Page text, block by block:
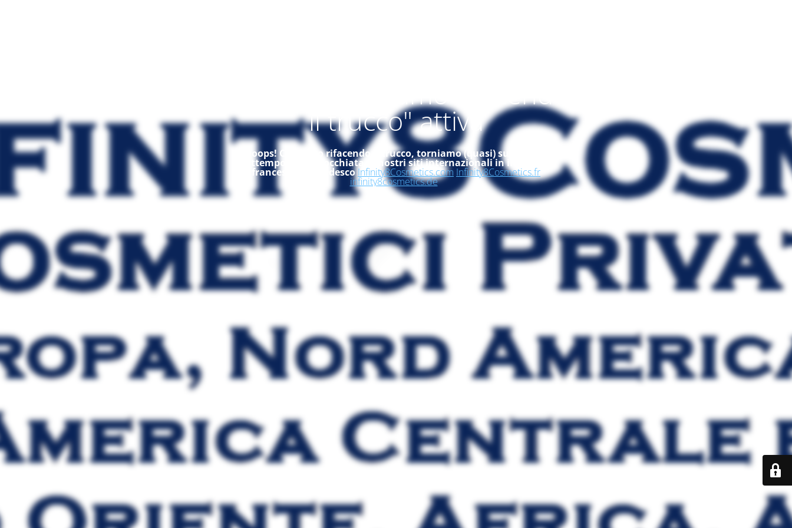
Modalità "ci stiamo rifacendo
il trucco" attiva
Ooops! Ci stiamo rifacendo il trucco, torniamo (quasi) subito, nel
frattempo, dai un'occhiata ai nostri siti internazionali in inglese, in
francese ed in tedesco Infinity8Cosmetics.com Infinity8Cosmetics.fr
infinity8cosmetics.de